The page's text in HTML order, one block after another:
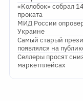
«Колобок» собрал
проката
МИД России
Украине
Самый старый
появлялся на
Селлеры просят
маркетплейсах